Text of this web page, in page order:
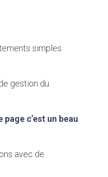
simples
gestion du
c’est un beau
avec de